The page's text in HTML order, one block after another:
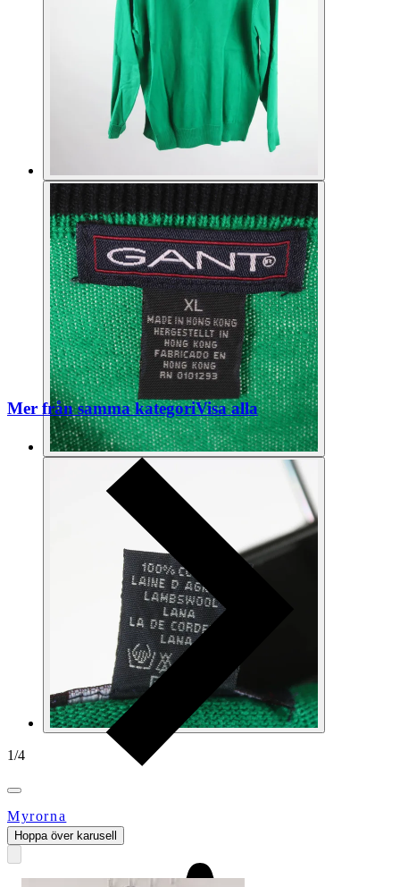
1/4
Myrorna
Mer från samma kategoriVisa alla
Hoppa över karusell